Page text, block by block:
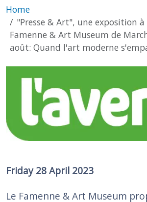
Home
"Presse & Art", une exposition
Famenne & Art Museum de
août: Quand l'art moderne
Friday 28 April 2023
Le Famenne & Art Museum